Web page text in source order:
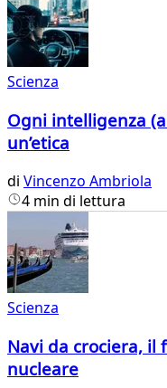
Scienza
Ogni intelligenza
un’etica
di Vincenzo Ambriola
4 min di lettura
Scienza
Navi da crociera,
nucleare